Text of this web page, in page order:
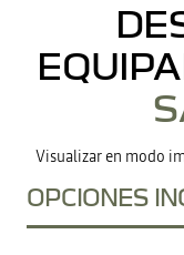
Visualizar en modo
OPCIONES